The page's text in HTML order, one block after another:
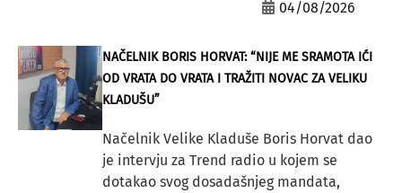
04/08/2026
NAČELNIK BORIS HORVAT: “NIJE ME SRAMOTA IĆI
OD VRATA DO VRATA I TRAŽITI NOVAC ZA VELIKU
KLADUŠU”
Načelnik Velike Kladuše Boris Horvat dao
je intervju za Trend radio u kojem se
dotakao svog dosadašnjeg mandata,